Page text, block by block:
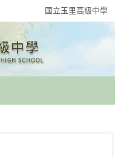
國立玉里高級中學